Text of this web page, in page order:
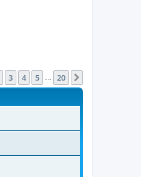
de 20
3 4 5 20